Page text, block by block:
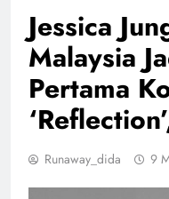
Jessica
Malaysia
Pertama
Runaway_dida 9